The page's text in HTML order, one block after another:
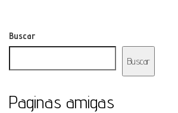
Buscar
Buscar
Paginas amigas